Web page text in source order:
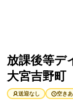
放課後等デ
大宮吉野町
送迎なし 空き